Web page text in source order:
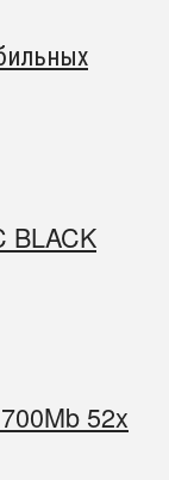
BLACK
52x